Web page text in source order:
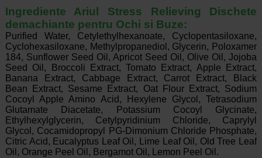
Ingrediente Ariul Stress Relieving Dischete
demachiante pentru Ochi si Buze:
Purified Water, Cetylethylhexanoate, Cyclopentasiloxane,
Cyclohexasiloxane, Methylpropanediol, Glycerin, Poloxamer
184, Sunflower Seed Oil, Apricot Seed Oil, Olive Oil, Jojoba
Seed Oil, Broccoli Extract, Tomato Extract, Apple Extract,
Banana Extract, Cabbage Extract, Carrot Extract, Black
Bean Extract, Sesame Extract, Oat Flour Extract, Sodium
Cocoyl Apple Amino Acid, Hexylene Glycol, Tetrasodium
Glutamate Diacetate, Potassium Cocoyl Glycinate,
Ethylhexylglycerin, Cetylpyridinium Chloride, Caprylyl
Glycol, Cocamidopropyl PG-Dimonium Chloride Phosphate,
Citric Acid, Eucalyptus Leaf Oil, Lime Leaf Oil, Old Tree Leaf
Oil, Orange Peel Oil, Bergamot Oil, Lemon Peel Oil.